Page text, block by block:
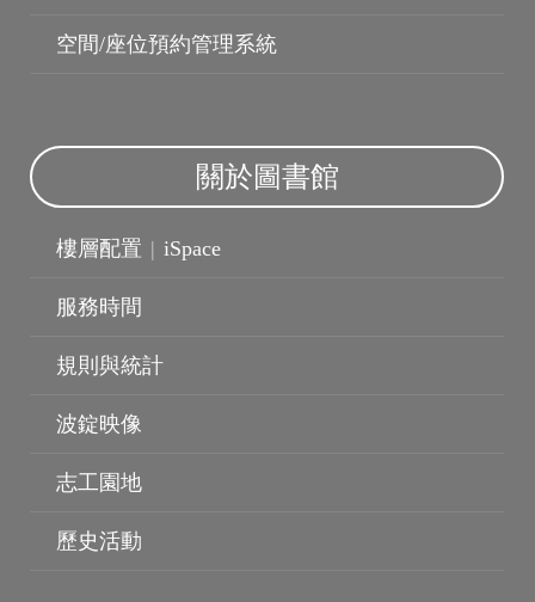
空間/座位預約管理系統
關於圖書館
樓層配置 | iSpace
服務時間
規則與統計
波錠映像
志工園地
歷史活動